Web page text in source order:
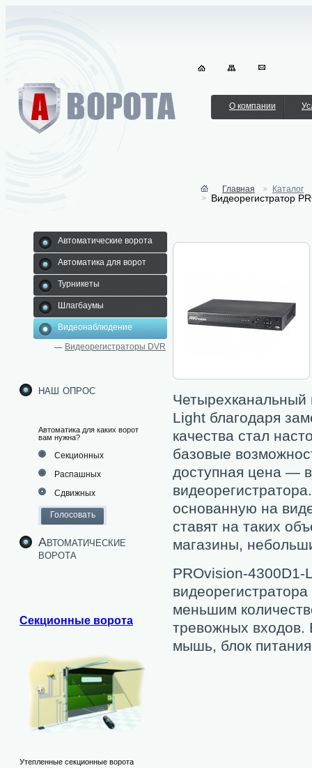
О компании
Автоматические ворота
Автоматика для ворот
Турникеты
Шлагбаумы
Видеонаблюдение
Видеорегистраторы DVR
наш опрос
Автоматика для каких ворот
вам нужна?
Секционных
Распашных
Сдвижных
Автоматические
ворота
Секционные ворота
Утепленные секционные ворота
Главная Каталог
Видеорегистратор
Четырехканальный
Light благодаря
качества стал
базовые
доступная цена —
основанную на
ставят на таких
магазины,
PROvision-4300D1-
меньшим
тревожных входов.
мышь, блок